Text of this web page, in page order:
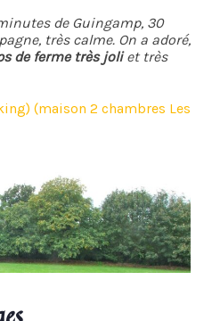
de Guingamp, 30
très calme. On a adoré,
de ferme très joliet très
(maison 2 chambres Les